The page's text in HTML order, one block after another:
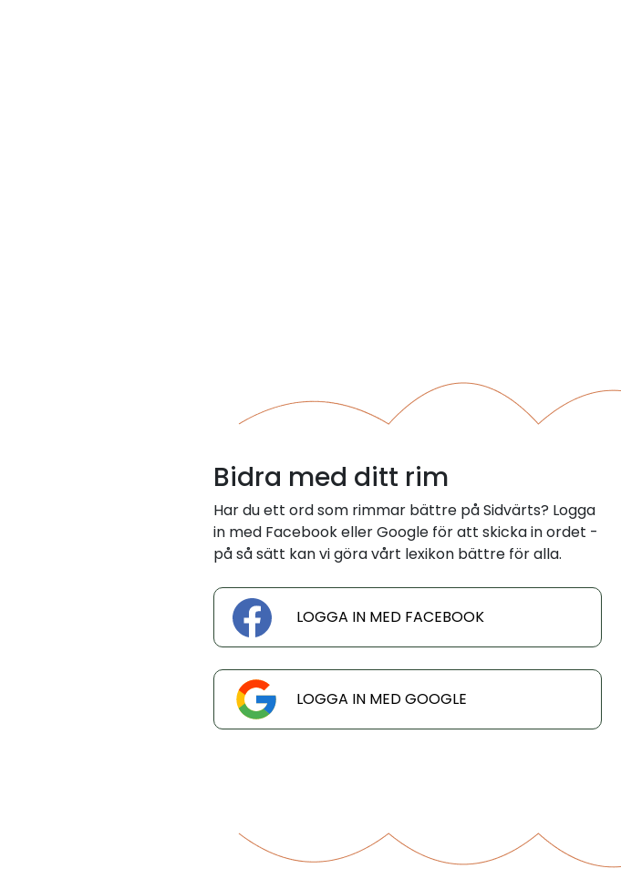
Bidra med ditt rim
Har du ett ord som rimmar bättre på Sidvärts? Logga
in med Facebook eller Google för att skicka in ordet -
på så sätt kan vi göra vårt lexikon bättre för alla.
LOGGA IN MED FACEBOOK
LOGGA IN MED GOOGLE